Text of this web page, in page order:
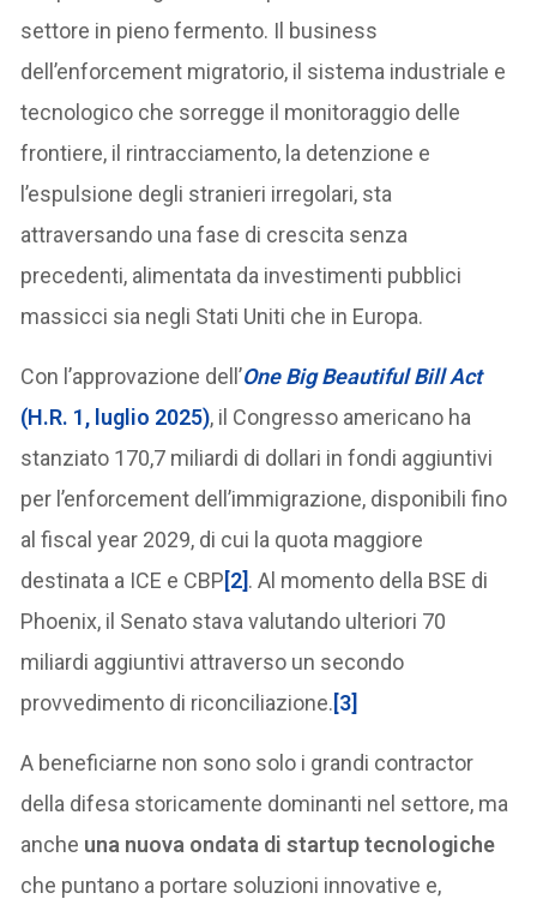
settore in pieno fermento. Il business
dell’enforcement migratorio, il sistema industriale e
tecnologico che sorregge il monitoraggio delle
frontiere, il rintracciamento, la detenzione e
l’espulsione degli stranieri irregolari, sta
attraversando una fase di crescita senza
precedenti, alimentata da investimenti pubblici
massicci sia negli Stati Uniti che in Europa.
Con l’approvazione dell’One Big Beautiful Bill Act
(H.R. 1, luglio 2025), il Congresso americano ha
stanziato 170,7 miliardi di dollari in fondi aggiuntivi
per l’enforcement dell’immigrazione, disponibili fino
al fiscal year 2029, di cui la quota maggiore
destinata a ICE e CBP[2]. Al momento della BSE di
Phoenix, il Senato stava valutando ulteriori 70
miliardi aggiuntivi attraverso un secondo
provvedimento di riconciliazione.[3]
A beneficiarne non sono solo i grandi contractor
della difesa storicamente dominanti nel settore, ma
anche una nuova ondata di startup tecnologiche
che puntano a portare soluzioni innovative e,